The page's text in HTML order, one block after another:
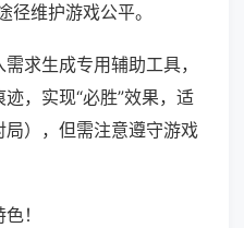
维护游戏公平。
求生成专用辅助工具，
，实现“必胜”效果，适
），但需注意遵守游戏
！